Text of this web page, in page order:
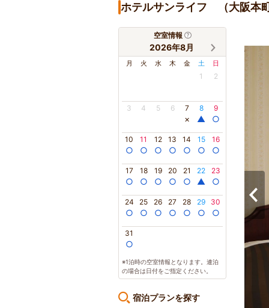
ホテルサンライフ （大阪本
空室情報
2026年8月
月 火 水 木 金 土 日
1 2
3 4 5 6 7
×
8
▲
9
○
10
○
11
○
12
○
13
○
14
○
15
○
16
○
17
○
18
○
19
○
20
○
21
○
22
▲
23
○
24
○
25
○
26
○
27
○
28
○
29
○
30
○
31
○
※1泊時の空室情報となります。連泊
の場合は日付をご指定ください。
宿泊プランを探す